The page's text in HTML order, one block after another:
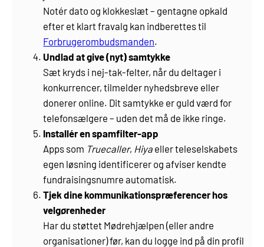
Notér dato og klokkeslæt – gentagne opkald
efter et klart fravalg kan indberettes til
Forbrugerombudsmanden.
Undlad at give (nyt) samtykke
Sæt kryds i nej-tak-felter, når du deltager i
konkurrencer, tilmelder nyhedsbreve eller
donerer online. Dit samtykke er guld værd for
telefonsælgere – uden det må de ikke ringe.
Installér en spamfilter-app
Apps som Truecaller, Hiya eller teleselskabets
egen løsning identificerer og afviser kendte
fundraisingsnumre automatisk.
Tjek dine kommunikationspræferencer hos
velgørenheder
Har du støttet Mødrehjælpen (eller andre
organisationer) før, kan du logge ind på din profil